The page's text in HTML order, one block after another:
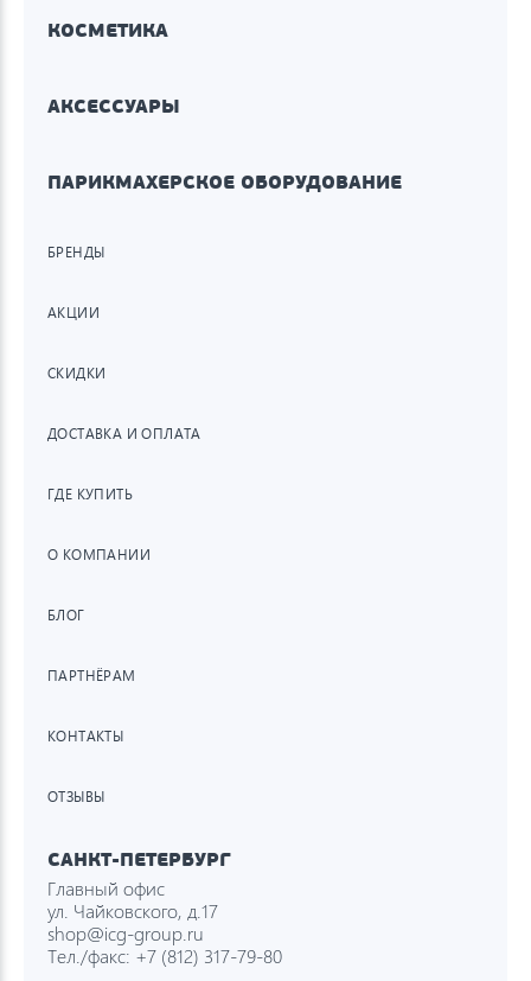
КОСМЕТИКА
АКСЕССУАРЫ
ПАРИКМАХЕРСКОЕ ОБОРУДОВАНИЕ
БРЕНДЫ
АКЦИИ
СКИДКИ
ДОСТАВКА И ОПЛАТА
ГДЕ КУПИТЬ
О КОМПАНИИ
БЛОГ
ПАРТНЁРАМ
КОНТАКТЫ
ОТЗЫВЫ
САНКТ-ПЕТЕРБУРГ
Главный офис
ул. Чайковского, д.17
shop@icg-group.ru
Тел./факс: +7 (812) 317-79-80